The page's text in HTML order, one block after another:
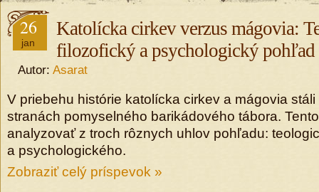
26
jan
Katolícka cirkev verzus mágovia:
filozofický a psychologický pohľad
Autor: Asarat
V priebehu histórie katolícka cirkev a mágovia
stranách pomyselného barikádového tábora.
analyzovať z troch rôznych uhlov pohľadu:
a psychologického.
Zobraziť celý príspevok »